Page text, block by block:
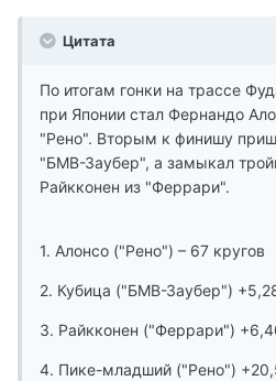
Цитата
По итогам гонки на трассе
при Японии стал Фернандо
"Рено". Вторым к финишу
"БМВ-Заубер", а замыкал
Райкконен из "Феррари".
1. Алонсо ("Рено") – 67 кругов
2. Кубица ("БМВ-Заубер")
3. Райкконен ("Феррари")
4. Пике-младший ("Рено")